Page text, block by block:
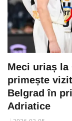
Meci uriaș la
primește
Belgrad în
Adriatice